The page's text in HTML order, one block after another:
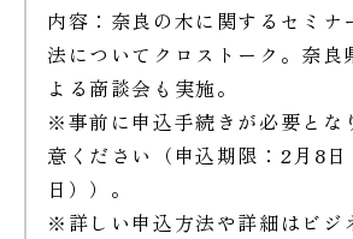
内容：奈良の木に関するセミナ
法についてクロストーク。奈良
よる商談会も実施。
※事前に申込手続きが必要とな
意ください（申込期限：2月8日
日））。
※詳しい申込方法や詳細はビジ